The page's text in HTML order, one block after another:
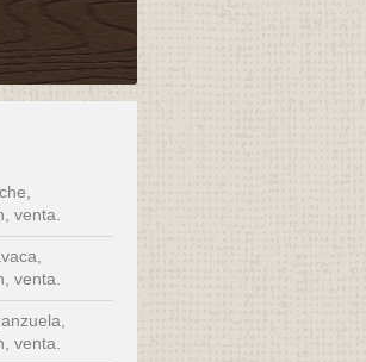
venta.
venta.
venta.